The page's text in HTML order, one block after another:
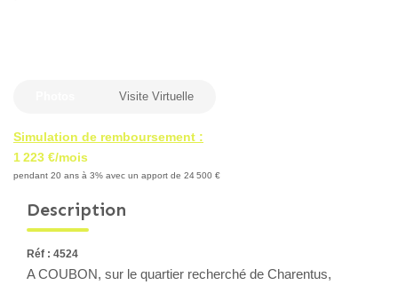
Newsletters
Simulation de remboursement :
1 223 €/mois
pendant 20 ans à 3% avec un apport de 24 500 €
Visite Virtuelle
Description
Réf : 4524
A COUBON, sur le quartier recherché de Charentus,